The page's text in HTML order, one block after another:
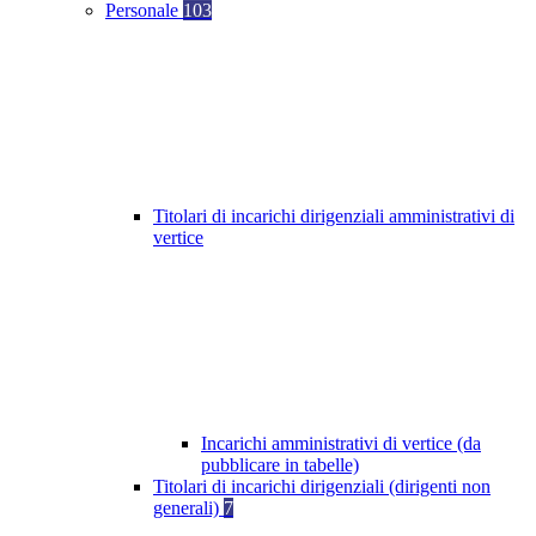
Personale 103
Titolari di incarichi dirigenziali amministrativi di
vertice
Incarichi amministrativi di vertice (da
pubblicare in tabelle)
Titolari di incarichi dirigenziali (dirigenti non
generali) 7